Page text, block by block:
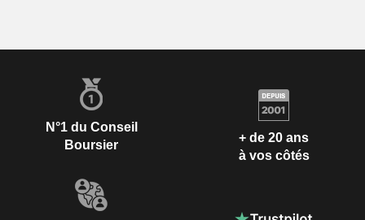
N°1 du Conseil
Boursier
+ de 20 ans
à vos côtés